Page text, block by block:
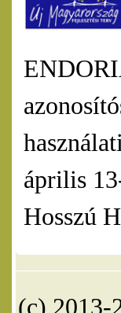
április
Hosszú
(c) 2013-